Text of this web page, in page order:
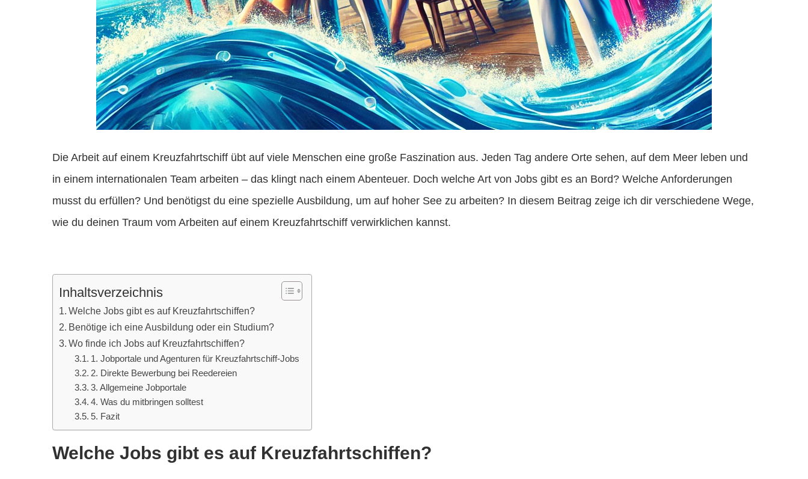
Die Arbeit auf einem Kreuzfahrtschiff übt auf viele Menschen eine große Faszination aus. Jeden Tag andere Orte sehen, auf dem Meer leben und
in einem internationalen Team arbeiten – das klingt nach einem Abenteuer. Doch welche Art von Jobs gibt es an Bord? Welche Anforderungen
musst du erfüllen? Und benötigst du eine spezielle Ausbildung, um auf hoher See zu arbeiten? In diesem Beitrag zeige ich dir verschiedene Wege,
wie du deinen Traum vom Arbeiten auf einem Kreuzfahrtschiff verwirklichen kannst.
Inhaltsverzeichnis
Welche Jobs gibt es auf Kreuzfahrtschiffen?
Benötige ich eine Ausbildung oder ein Studium?
Wo finde ich Jobs auf Kreuzfahrtschiffen?
1. Jobportale und Agenturen für Kreuzfahrtschiff-Jobs
2. Direkte Bewerbung bei Reedereien
3. Allgemeine Jobportale
4. Was du mitbringen solltest
5. Fazit
Welche Jobs gibt es auf Kreuzfahrtschiffen?